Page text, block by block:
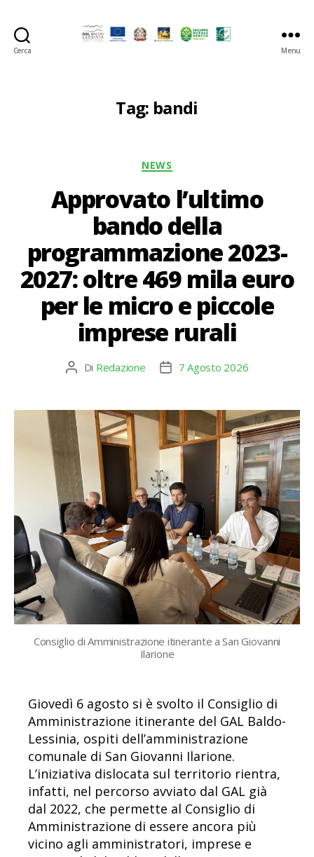
Cerca Menu
Tag: bandi
Categorie
NEWS
Approvato l’ultimo
bando della
programmazione 2023-
2027: oltre 469 mila euro
per le micro e piccole
imprese rurali
Autore
Di Redazione
Data7 Agosto 2026
Consiglio di Amministrazione itinerante a San Giovanni
Ilarione
Giovedì 6 agosto si è svolto il Consiglio di
Amministrazione itinerante del GAL Baldo-
Lessinia, ospiti dell’amministrazione
comunale di San Giovanni Ilarione.
L’iniziativa dislocata sul territorio rientra,
infatti, nel percorso avviato dal GAL già
dal 2022, che permette al Consiglio di
Amministrazione di essere ancora più
vicino agli amministratori, imprese e